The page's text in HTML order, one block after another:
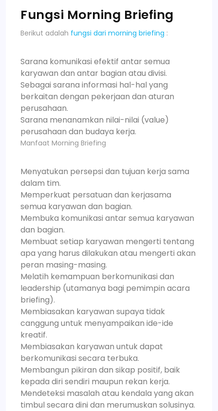
Fungsi Morning Briefing
Berikut adalah fungsi dari morning briefing :
Sarana komunikasi efektif antar semua
karyawan dan antar bagian atau divisi.
Sebagai sarana informasi hal-hal yang
berkaitan dengan pekerjaan dan aturan
perusahaan.
Sarana menanamkan nilai-nilai (value)
perusahaan dan budaya kerja.
Manfaat Morning Briefing
Menyatukan persepsi dan tujuan kerja sama
dalam tim.
Memperkuat persatuan dan kerjasama
semua karyawan dan bagian.
Membuka komunikasi antar semua karyawan
dan bagian.
Membuat setiap karyawan mengerti tentang
apa yang harus dilakukan atau mengerti akan
peran masing-masing.
Melatih kemampuan berkomunikasi dan
leadership (utamanya bagi pemimpin acara
briefing).
Membiasakan karyawan supaya tidak
canggung untuk menyampaikan ide-ide
kreatif.
Membiasakan karyawan untuk dapat
berkomunikasi secara terbuka.
Membangun pikiran dan sikap positif, baik
kepada diri sendiri maupun rekan kerja.
Mendeteksi masalah atau kendala yang akan
timbul secara dini dan merumuskan solusinya.